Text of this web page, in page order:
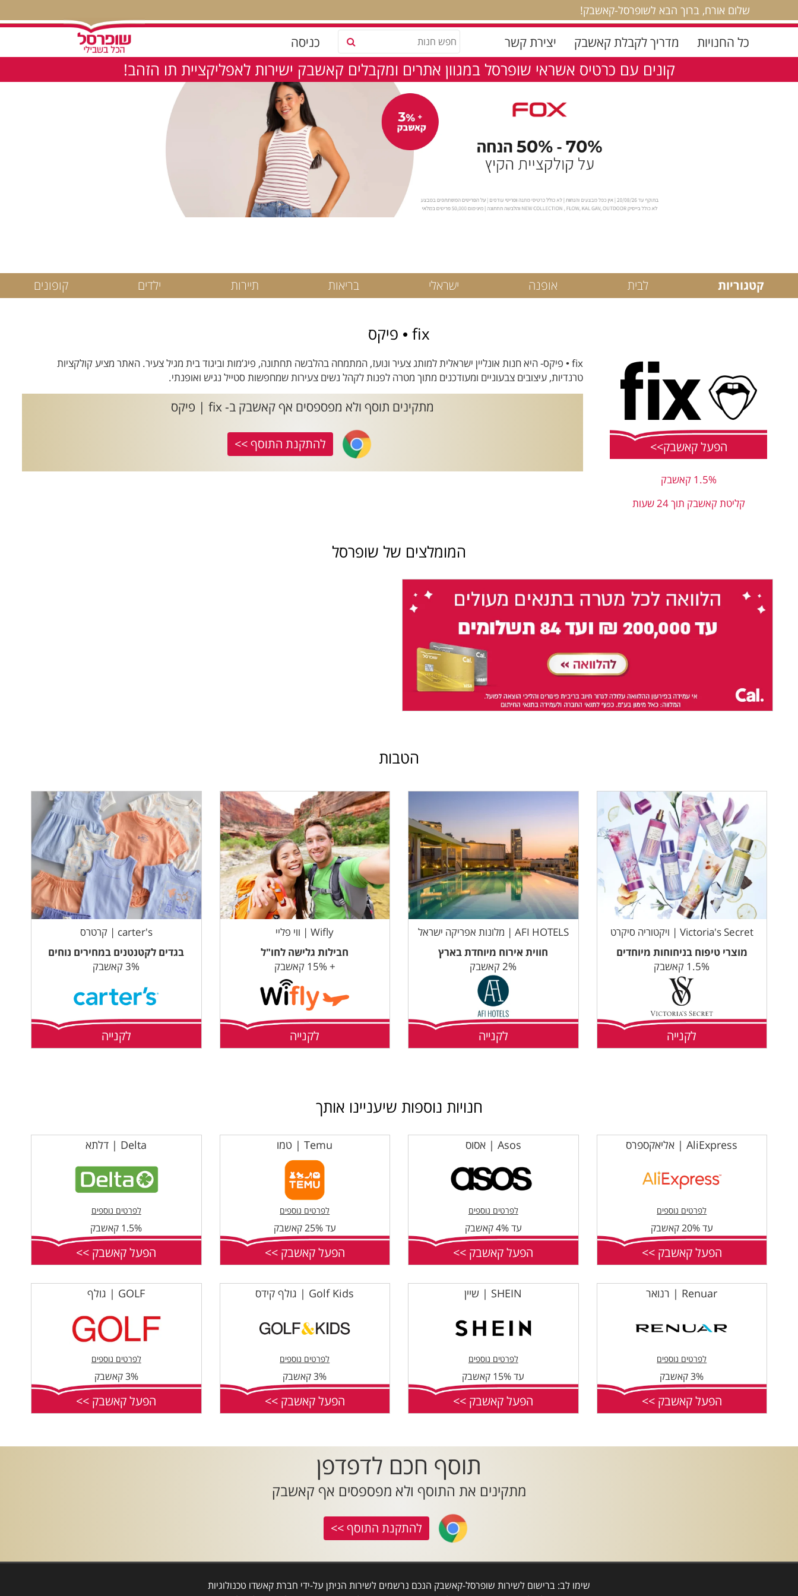
שלום אורח, ברוך הבא לשופרסל-קאשבק!
כל החנויות מדריך לקבלת קאשבק יצירת קשר כניסה
קונים עם כרטיס אשראי שופרסל במגוון אתרים ומקבלים קאשבק ישירות לאפליקציית תו הזהב!
קטגוריות לבית אופנה ישראלי בריאות תיירות ילדים קופונים
fix • פיקס
הפעל קאשבק>>
1.5% קאשבק
קליטת קאשבק תוך 24 שעות
fix • פיקס- היא חנות אונליין ישראלית למותג צעיר ונועז, המתמחה בהלבשה תחתונה, פיג’מות וביגוד בית מגיל צעיר. האתר מציע קולקציות
טרנדיות, עיצובים צבעוניים ומעודכנים מתוך מטרה לפנות לקהל נשים צעירות שמחפשות סטייל נגיש ואופנתי.
מתקינים תוסף ולא מפספסים אף קאשבק ב- fix | פיקס
להתקנת התוסף >>
המומלצים של שופרסל
הטבות
Victoria's Secret | ויקטוריה סיקרט
מוצרי טיפוח בניחוחות מיוחדים
1.5% קאשבק
לקנייה
AFI HOTELS | מלונות אפריקה ישראל
חווית אירוח מיוחדת בארץ
2% קאשבק
לקנייה
Wifly | ווי פליי
חבילות גלישה לחו"ל
+ 15% קאשבק
לקנייה
carter's | קרטרס
בגדים לקטנטנים במחירים נוחים
3% קאשבק
לקנייה
חנויות נוספות שיעניינו אותך
AliExpress | אליאקספרס
לפרטים נוספים
עד 20% קאשבק
הפעל קאשבק >>
Asos | אסוס
לפרטים נוספים
עד 4% קאשבק
הפעל קאשבק >>
Temu | טמו
לפרטים נוספים
עד 25% קאשבק
הפעל קאשבק >>
Delta | דלתא
לפרטים נוספים
1.5% קאשבק
הפעל קאשבק >>
Renuar | רנואר
לפרטים נוספים
3% קאשבק
הפעל קאשבק >>
SHEIN | שיין
לפרטים נוספים
עד 15% קאשבק
הפעל קאשבק >>
Golf Kids | גולף קידס
לפרטים נוספים
3% קאשבק
הפעל קאשבק >>
GOLF | גולף
לפרטים נוספים
3% קאשבק
הפעל קאשבק >>
תוסף חכם לדפדפן
מתקינים את התוסף ולא מפספסים אף קאשבק
להתקנת התוסף >>
שימו לב: ברישום לשירות שופרסל-קאשבק הנכם נרשמים לשירות הניתן על-ידי חברת קאשדו טכנולוגיות